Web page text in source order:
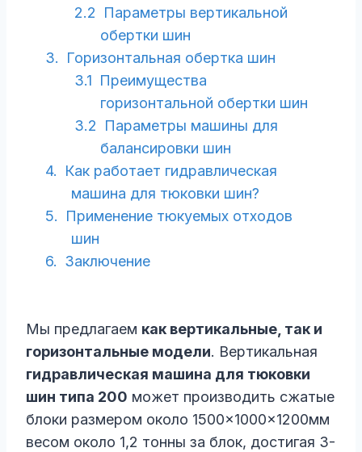
Параметры вертикальной
обертки шин
Горизонтальная обертка шин
Преимущества
горизонтальной обертки шин
Параметры машины для
балансировки шин
Как работает гидравлическая
машина для тюковки шин?
Применение тюкуемых отходов
шин
Заключение
Мы предлагаем как вертикальные, так и
горизонтальные модели. Вертикальная
гидравлическая машина для тюковки
шин типа 200 может производить сжатые
блоки размером около 1500×1000×1200мм
весом около 1,2 тонны за блок, достигая 3-